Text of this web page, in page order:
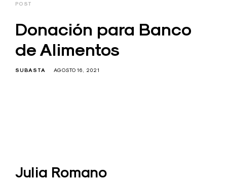
POST
Donación para Banco
de Alimentos
SUBASTA AGOSTO 16, 2021
Julia Romano